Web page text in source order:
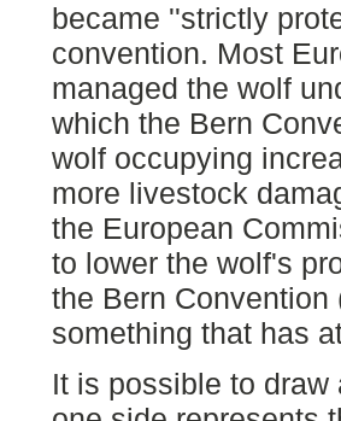
became ''strictly
convention. Most
managed the wolf
which the Bern
wolf occupying
more livestock
the European
to lower the wolf's
the Bern
something that has
It is possible to